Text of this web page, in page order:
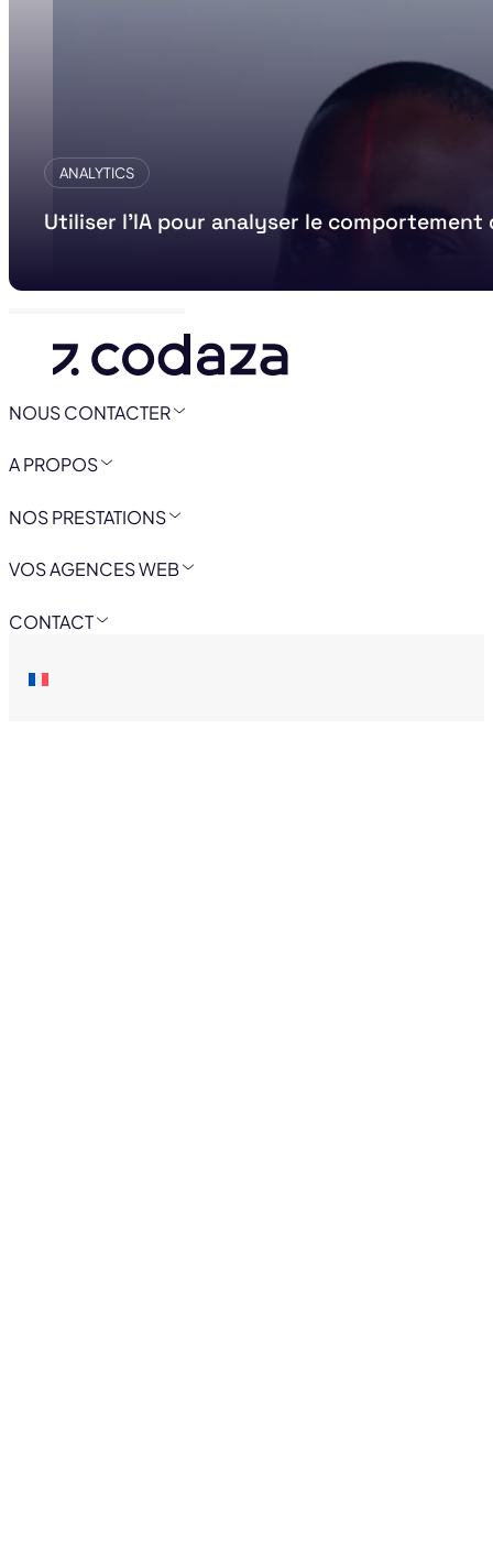
ANALYTICS
Utiliser l’IA pour analyser le comportement
NOUS CONTACTER
A PROPOS
NOS PRESTATIONS
VOS AGENCES WEB
CONTACT